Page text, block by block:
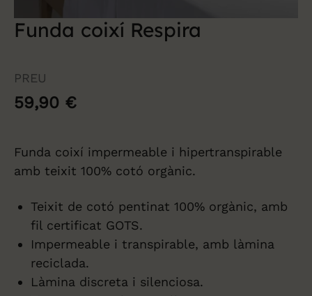
Funda coixí Respira
PREU
59,90 €
Funda coixí impermeable i hipertranspirable
amb teixit 100% cotó orgànic.
Teixit de cotó pentinat 100% orgànic, amb
fil certificat GOTS.
Impermeable i transpirable, amb làmina
reciclada.
Làmina discreta i silenciosa.